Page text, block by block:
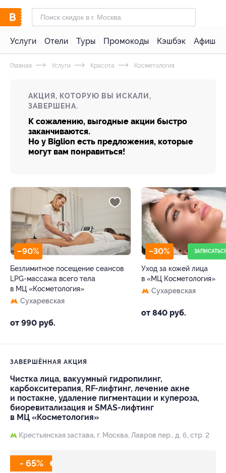
Услуги Отели Туры Промокоды Кэшбэк Афиша
Главная Услуги Красота Косметология
АКЦИЯ, КОТОРУЮ ВЫ ИСКАЛИ,
ЗАВЕРШЕНА.
К сожалению, выгодные акции быстро
заканчиваются.
Но у Biglion есть предложения, которые
могут вам понравиться!
–90%
Безлимитное посещение сеансов
LPG-массажа всего тела
в МЦ «Косметология»
Сухаревская
от 990 руб.
–30%
Уход за кожей лица
в «МЦ Косметология»
Сухаревская
от 840 руб.
ЗАВЕРШЁННАЯ АКЦИЯ
Чистка лица, вакуумный гидропилинг,
карбокситерапия, RF-лифтинг, лечение акне
и постакне, удаление пигментации и купероза,
биоревитализация и SMAS-лифтинг
в МЦ «Косметология»
Крестьянская застава, г. Москва, Лавров пер., д. 6, стр. 2
- 65%